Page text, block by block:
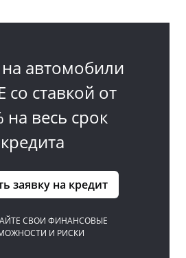
автомобили
со ставкой от
на весь срок
кредита
заявку на кредит
СВОИ ФИНАНСОВЫЕ
И РИСКИ